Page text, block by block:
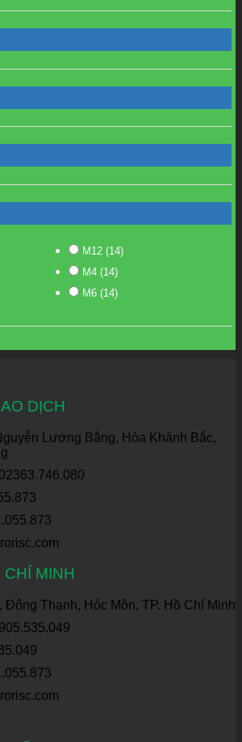
M12 (14)
M4 (14)
M6 (14)
DỊCH
Lương Bằng, Hòa Khánh Bắc,
MINH
Đông Thạnh, Hóc Môn, TP. Hồ Chí Minh